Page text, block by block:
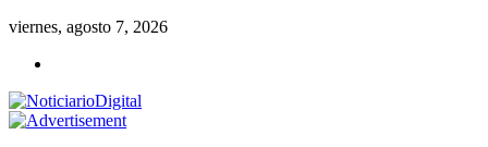
viernes, agosto 7, 2026